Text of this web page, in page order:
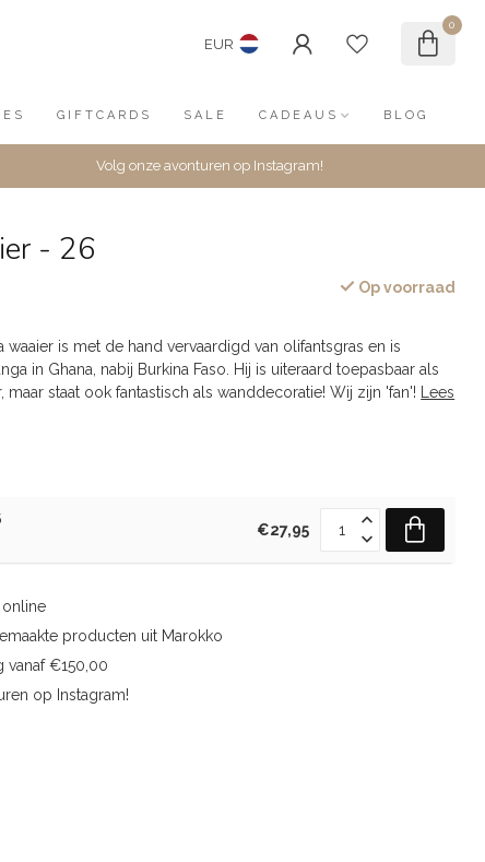
EUR
0
GIFTCARDS SALE CADEAUS BLOG
Volg onze avonturen op Instagram!
- 26
Op voorraad
waaier is met de hand vervaardigd van olifantsgras en is
in Ghana, nabij Burkina Faso. Hij is uiteraard toepasbaar als
maar staat ook fantastisch als wanddecoratie! Wij zijn 'fan'!
Lees
€27,95
producten uit Marokko
vanaf €150,00
op Instagram!